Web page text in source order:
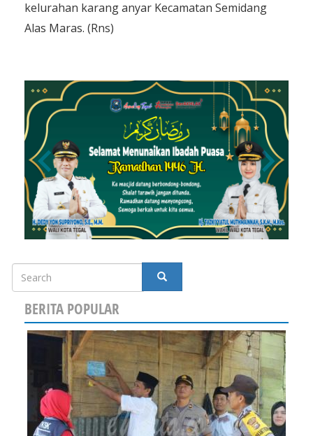
kelurahan karang anyar Kecamatan Semidang
Alas Maras. (Rns)
Search
SEARCH
BERITA POPULAR